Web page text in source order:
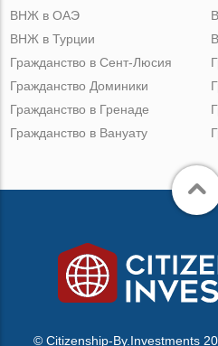
ВНЖ в ОАЭ
ВНЖ в Турции
Гражданство в Сент-Люсия
Гражданство Доминики
Гражданство в Гренаде
Гражданство в Вануату
© Citizenship-By.Investments